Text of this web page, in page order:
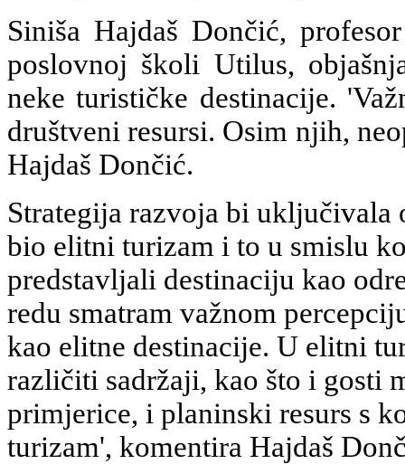
Siniša Hajdaš Dončić,
poslovnoj školi Utilus,
neke turističke destinacije.
društveni resursi. Osim njih,
Hajdaš Dončić.
Strategija razvoja bi uključivala
bio elitni turizam i to u smislu
predstavljali destinaciju kao
redu smatram važnom
kao elitne destinacije. U elitni
različiti sadržaji, kao što i gosti
primjerice, i planinski resurs s
turizam', komentira Hajdaš